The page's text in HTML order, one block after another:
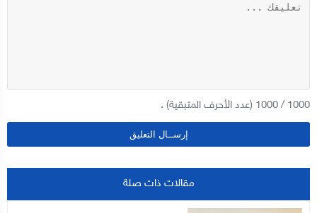
1000
/
1000 (عدد الأحرف المتبقية) .
مقالات ذات صلة